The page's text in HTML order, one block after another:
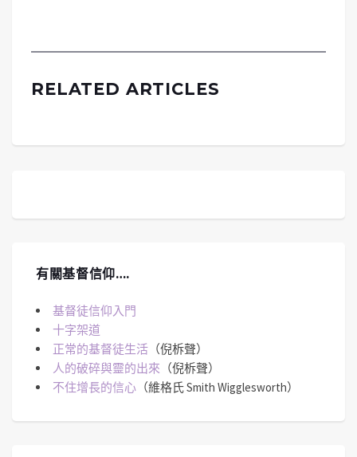
RELATED ARTICLES
有關基督信仰….
基督徒信仰入門
十字架道
正常的基督徒生活 （倪柝聲）
人的破碎與靈的出來 （倪柝聲）
不住增長的信心 （維格氏 Smith Wigglesworth）